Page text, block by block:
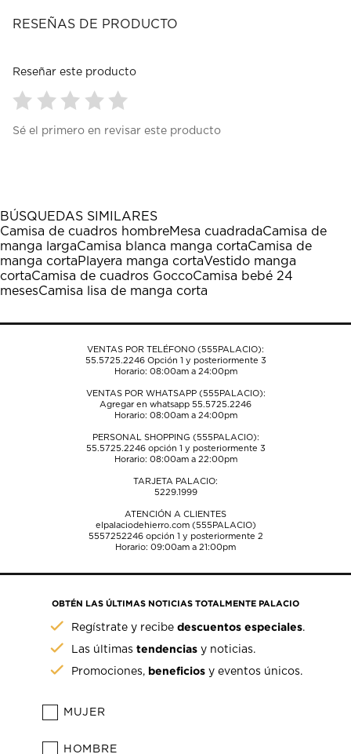
RESEÑAS DE PRODUCTO
Reseñar este producto
para
1
estrella
Esta
acción
abrirá
el
formulario
envío.
para
estrellas.
Esta
acción
abrirá
el
formulario
envío.
para
estrellas.
Esta
acción
abrirá
el
formulario
envío.
para
estrellas.
Esta
acción
abrirá
el
formulario
envío.
para
estrellas.
Esta
acción
abrirá
el
formulario
envío.
Sé el primero en revisar este producto
BÚSQUEDAS SIMILARES
Camisa de cuadros hombreMesa cuadradaCamisa de
manga largaCamisa blanca manga cortaCamisa de
manga cortaPlayera manga cortaVestido manga
cortaCamisa de cuadros GoccoCamisa bebé 24
mesesCamisa lisa de manga corta
VENTAS POR TELÉFONO (555PALACIO):
55.5725.2246Opción 1 y posteriormente 3
Horario: 08:00am a 24:00pm
VENTAS POR WHATSAPP (555PALACIO):
Agregar en whatsapp 55.5725.2246
Horario: 08:00am a 24:00pm
PERSONAL SHOPPING (555PALACIO):
55.5725.2246opción 1 y posteriormente 3
Horario: 08:00am a 22:00pm
TARJETA PALACIO:
5229.1999
ATENCIÓN A CLIENTES
elpalaciodehierro.com (555PALACIO)
5557252246opción 1 y posteriormente 2
Horario: 09:00am a 21:00pm
OBTÉN LAS ÚLTIMAS NOTICIAS TOTALMENTE PALACIO
Regístrate y recibedescuentos especiales.
Las últimastendencias y noticias.
Promociones, beneficios y eventos únicos.
MUJER
HOMBRE